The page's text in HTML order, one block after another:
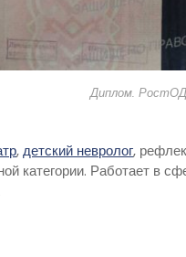
Диплом.
,детский невролог,
категории. Работает в